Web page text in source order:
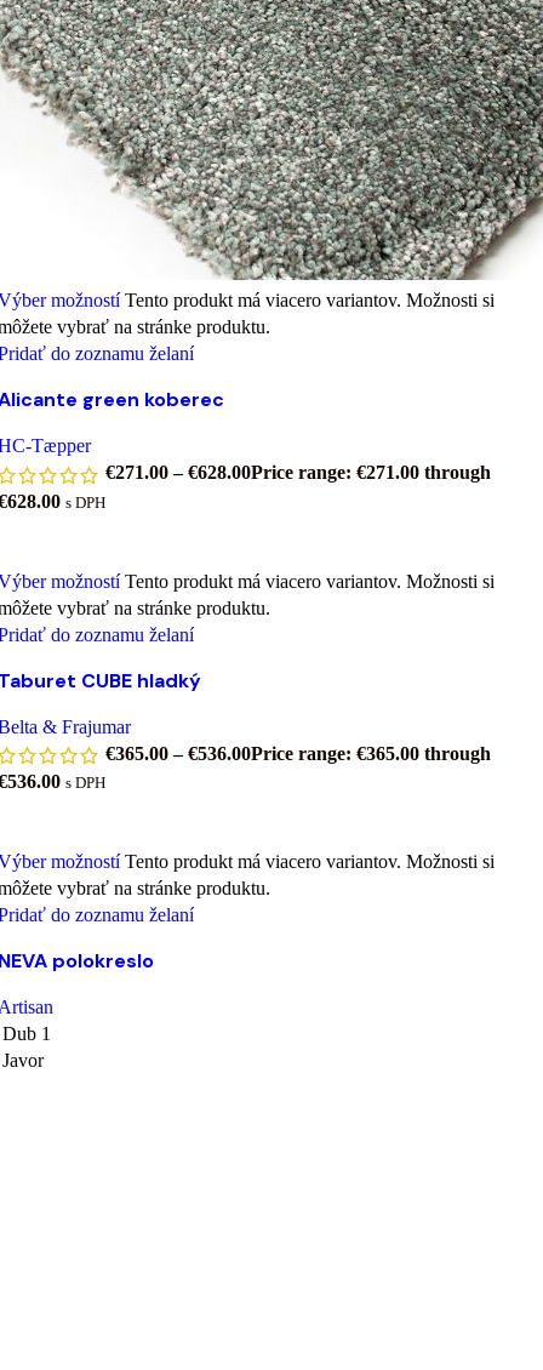
možností Tento produkt má viacero variantov. Možnosti si
vybrať na stránke produktu.
do zoznamu želaní
green koberec
Tæpper
€271.00 – €628.00Price range: €271.00 through
s DPH
možností Tento produkt má viacero variantov. Možnosti si
vybrať na stránke produktu.
do zoznamu želaní
CUBE hladký
& Frajumar
€365.00 – €536.00Price range: €365.00 through
s DPH
možností Tento produkt má viacero variantov. Možnosti si
vybrať na stránke produktu.
do zoznamu želaní
polokreslo
Dub 1
Javor